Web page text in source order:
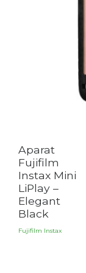
Aparat
Fujifilm
Instax Mini
LiPlay –
Elegant
Black
Fujifilm Instax